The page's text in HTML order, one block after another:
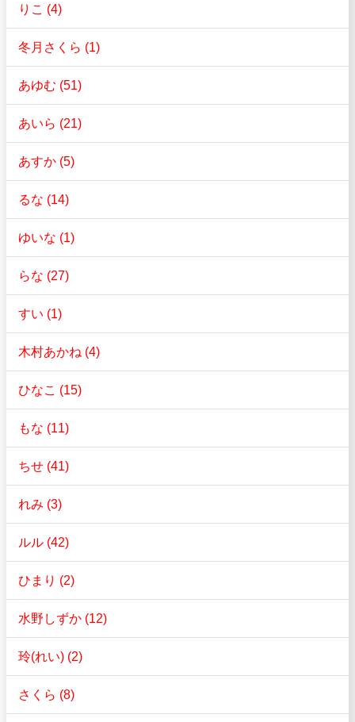
りこ (4)
冬月さくら (1)
あゆむ (51)
あいら (21)
あすか (5)
るな (14)
ゆいな (1)
らな (27)
すい (1)
木村あかね (4)
ひなこ (15)
もな (11)
ちせ (41)
れみ (3)
ルル (42)
ひまり (2)
水野しずか (12)
玲(れい) (2)
さくら (8)